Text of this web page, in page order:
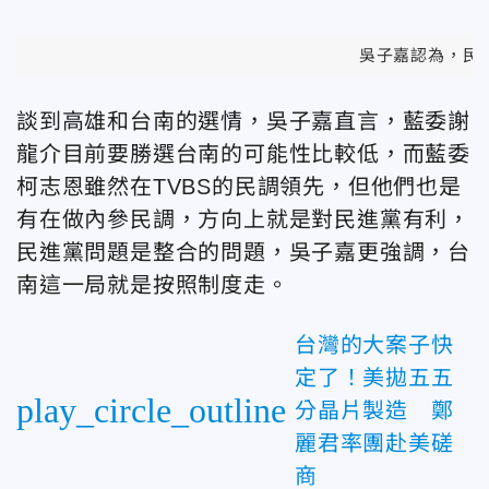
吳子嘉認為，民
談到高雄和台南的選情，吳子嘉直言，藍委謝
龍介目前要勝選台南的可能性比較低，而藍委
柯志恩雖然在TVBS的民調領先，但他們也是
有在做內參民調，方向上就是對民進黨有利，
民進黨問題是整合的問題，吳子嘉更強調，台
南這一局就是按照制度走。
play_circle_outline
台灣的大案子快
定了！美拋五五
分晶片製造 鄭
麗君率團赴美磋
商